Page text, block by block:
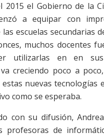
2015 el Gobierno de la
a equipar con
las escuelas secundarias
muchos docentes
utilizarlas en en
creciendo poco a
estas nuevas tecnologías
como se esperaba.
con su difusión,
profesoras de